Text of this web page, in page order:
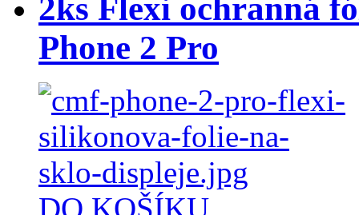
2ks Flexi ochranná
Phone 2 Pro